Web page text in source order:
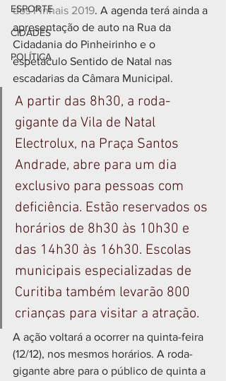
ESPORTE
CIDADES
POLÍTICA
dos Pinhais 2019. A agenda terá ainda a
apresentação de auto na Rua da
Cidadania do Pinheirinho e o
espetáculo Sentido de Natal nas
escadarias da Câmara Municipal.
A partir das 8h30, a roda-
gigante da Vila de Natal
Electrolux, na Praça Santos
Andrade, abre para um dia
exclusivo para pessoas com
deficiência. Estão reservados os
horários de 8h30 às 10h30 e
das 14h30 às 16h30. Escolas
municipais especializadas de
Curitiba também levarão 800
crianças para visitar a atração.
A ação voltará a ocorrer na quinta-feira
(12/12), nos mesmos horários. A roda-
gigante abre para o público de quinta a